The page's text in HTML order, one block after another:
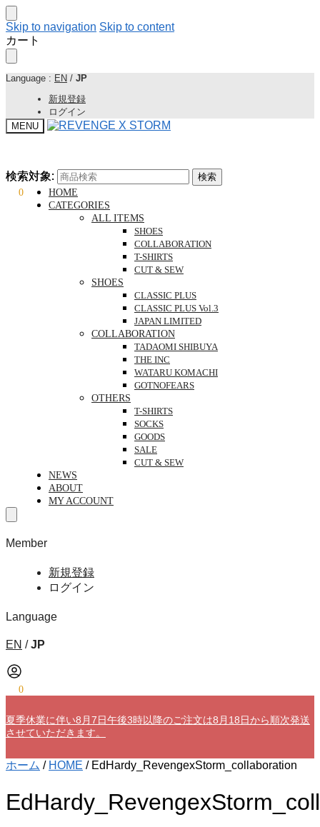
Skip to navigation Skip to content
カート
Language : EN / JP
新規登録
ログイン
MENU
検索対象:
検索
0
検索対象:
検索
HOME
CATEGORIES
ALL ITEMS
SHOES
COLLABORATION
T-SHIRTS
CUT & SEW
SHOES
CLASSIC PLUS
CLASSIC PLUS Vol.3
JAPAN LIMITED
COLLABORATION
TADAOMI SHIBUYA
THE INC
WATARU KOMACHI
GOTNOFEARS
OTHERS
T-SHIRTS
SOCKS
GOODS
SALE
CUT & SEW
NEWS
ABOUT
MY ACCOUNT
Member
新規登録
ログイン
Language
EN /JP
0
夏季休業に伴い8月7日午後3時以降のご注文は8月18日から順次発送
させていただきます。
ホーム / HOME / EdHardy_RevengexStorm_collaboration